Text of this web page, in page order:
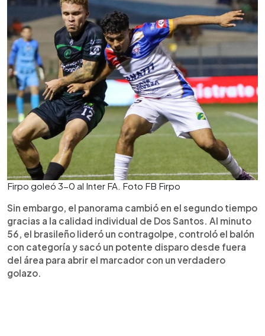
Firpo goleó 3-0 al Inter FA. Foto FB Firpo
Sin embargo, el panorama cambió en el segundo tiempo
gracias a la calidad individual de Dos Santos. Al minuto
56, el brasileño lideró un contragolpe, controló el balón
con categoría y sacó un potente disparo desde fuera
del área para abrir el marcador con un verdadero
golazo.